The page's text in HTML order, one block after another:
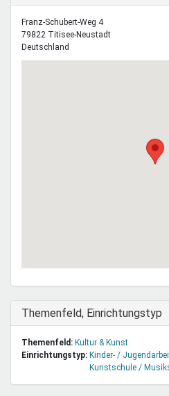
Franz-Schubert-Weg 4
79822 Titisee-Neustadt
Deutschland
Ausblenden
Themenfeld, Einrichtungstyp
Themenfeld: Kultur & Kunst
Einrichtungstyp: Kinder- /
Kunstschule /